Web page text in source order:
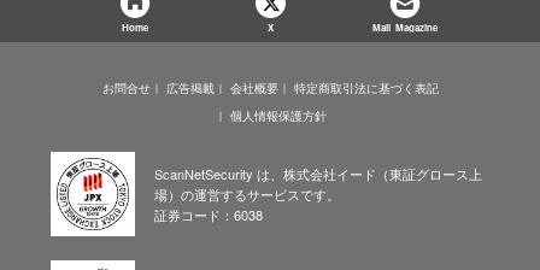
Home X Mail Magazine
お問合せ 広告掲載 会社概要
特定商取引法に基づく表記
個人情報保護方針
ScanNetSecurity は、株式会社イード（東証グロース上
場）の運営するサービスです。
証券コード：6038